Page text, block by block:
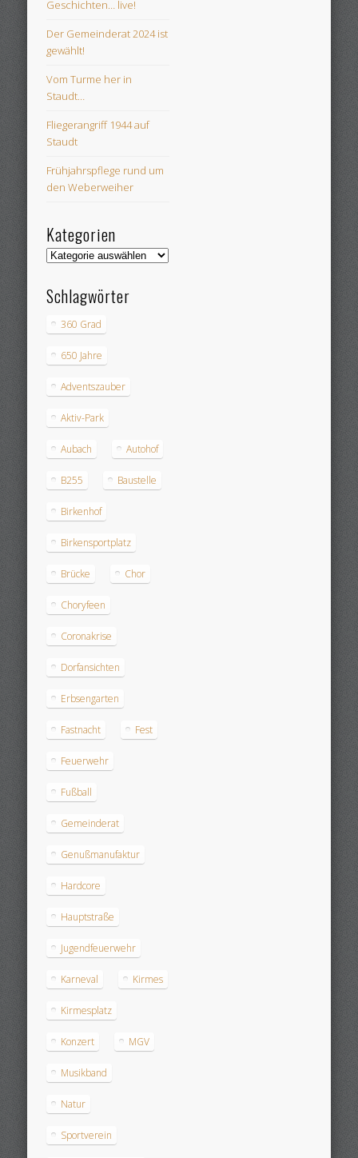
Geschichten… live!
Der Gemeinderat 2024 ist
gewählt!
Vom Turme her in
Staudt…
Fliegerangriff 1944 auf
Staudt
Frühjahrspflege rund um
den Weberweiher
Kategorien
Kategorien
Schlagwörter
360 Grad
650 Jahre
Adventszauber
Aktiv-Park
Aubach Autohof
B255 Baustelle
Birkenhof
Birkensportplatz
Brücke Chor
Choryfeen
Coronakrise
Dorfansichten
Erbsengarten
Fastnacht Fest
Feuerwehr
Fußball
Gemeinderat
Genußmanufaktur
Hardcore
Hauptstraße
Jugendfeuerwehr
Karneval Kirmes
Kirmesplatz
Konzert MGV
Musikband
Natur
Sportverein